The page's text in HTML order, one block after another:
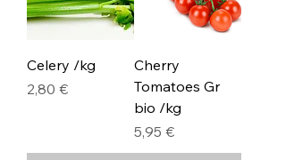
Celery /kg
Τιμή
2,80 €
Cherry
Tomatoes Gr
bio /kg
Τιμή
5,95 €